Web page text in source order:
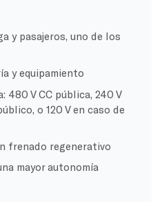
y pasajeros, uno de los
y equipamiento
480 V CC pública, 240 V
o 120 V en caso de
frenado regenerativo
mayor autonomía